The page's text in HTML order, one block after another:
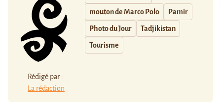
Rédigé par :
La rédaction
mouton de Marco Polo Pamir
Photo du Jour Tadjikistan
Tourisme